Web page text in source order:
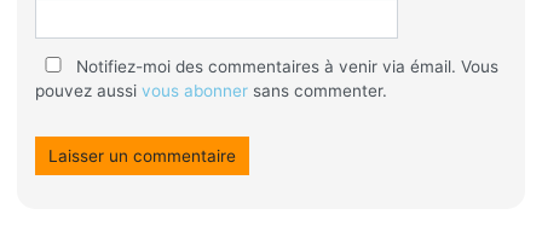
Notifiez-moi des commentaires à venir via émail. Vous
pouvez aussi vous abonnersans commenter.